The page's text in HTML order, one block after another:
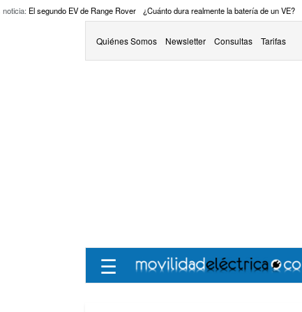
noticia: El segundo EV de Range Rover ¿Cuánto dura realmente la batería de un VE?
Quiénes Somos Newsletter Consultas Tarifas
☰